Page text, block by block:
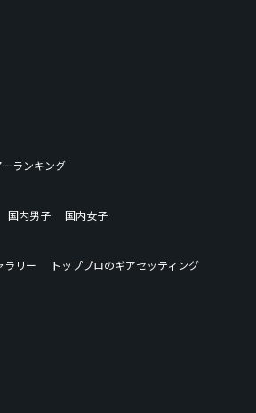
ーランキング
国内男子
国内女子
ラリー
トッププロのギアセッティング